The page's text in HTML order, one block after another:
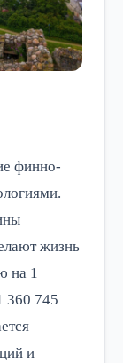
финно-
жизнь
на 1
360 745
и